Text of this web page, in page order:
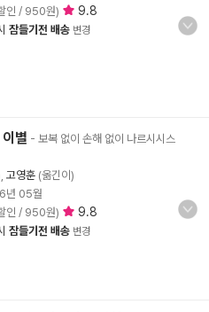
인 / 950원) 9.8
잠들기전 배송 변경
별 - 보복 없이 손해 없이 나르시시스
고영훈 (옮긴이)
년 05월
인 / 950원) 9.8
잠들기전 배송 변경